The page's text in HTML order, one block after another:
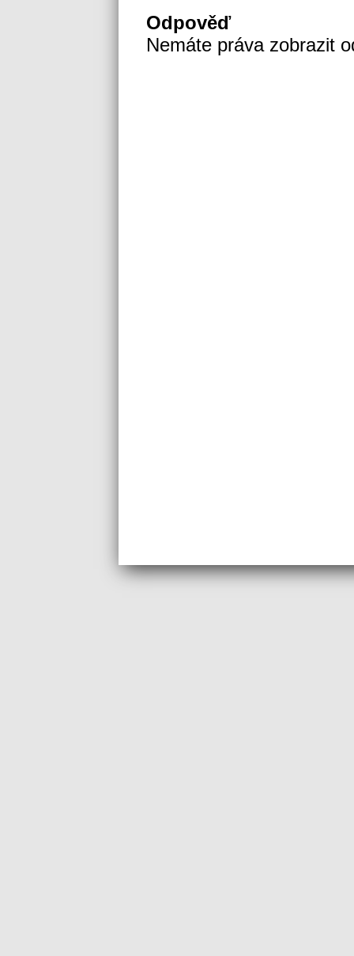
Odpověď
Nemáte práva zobrazit